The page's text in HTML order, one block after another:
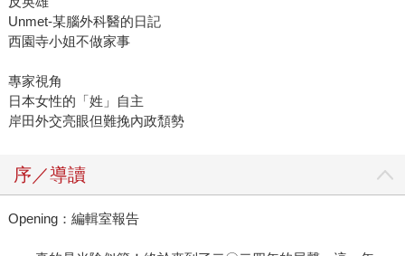
Unmet-某腦外科醫的日記
西園寺小姐不做家事
專家視角
日本女性的「姓」自主
岸田外交亮眼但難挽內政頹勢
序／導讀
Opening：編輯室報告